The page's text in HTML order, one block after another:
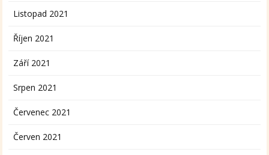
Listopad 2021
Říjen 2021
Září 2021
Srpen 2021
Červenec 2021
Červen 2021